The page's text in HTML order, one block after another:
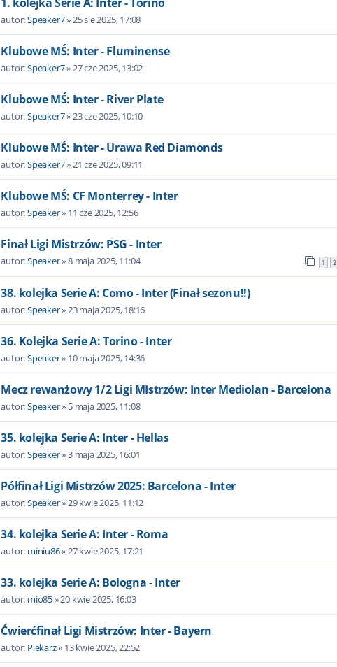
autor:Speaker7»25 sie 2025, 17:08
Klubowe MŚ: Inter - Fluminense
autor:Speaker7»27 cze 2025, 13:02
Klubowe MŚ: Inter - River Plate
autor:Speaker7»23 cze 2025, 10:10
Klubowe MŚ: Inter - Urawa Red Diamonds
autor:Speaker7»21 cze 2025, 09:11
Klubowe MŚ: CF Monterrey - Inter
autor:Speaker» 11 cze 2025, 12:56
Finał Ligi Mistrzów: PSG - Inter
autor:Speaker»8 maja 2025, 11:04 1 2
38. kolejka Serie A: Como - Inter (Finał sezonu!!)
autor:Speaker»23 maja 2025, 18:16
36. Kolejka Serie A: Torino - Inter
autor:Speaker» 10 maja 2025, 14:36
Mecz rewanżowy 1/2 Ligi MIstrzów: Inter Mediolan - Barcelona
autor:Speaker» 5 maja 2025, 11:08
35. kolejka Serie A: Inter - Hellas
autor:Speaker»3 maja 2025, 16:01
Półfinał Ligi Mistrzów 2025: Barcelona - Inter
autor:Speaker»29 kwie 2025, 11:12
34. kolejka Serie A: Inter - Roma
autor: miniu86»27 kwie 2025, 17:21
33. kolejka Serie A: Bologna - Inter
autor: mio85»20 kwie 2025, 16:03
Ćwierćfinał Ligi Mistrzów: Inter - Bayern
autor: Piekarz» 13 kwie 2025, 22:52